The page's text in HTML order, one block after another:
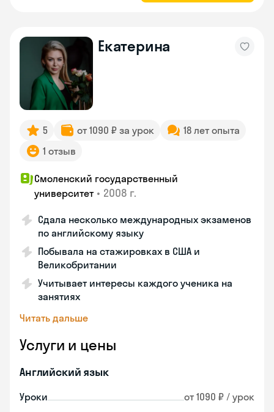
Екатерина
5 от 1090 ₽ за урок
18 лет опыта
1 отзыв
Смоленский государственный
университет • 2008 г.
Сдала несколько международных экзаменов
по английскому языку
Побывала на стажировках в США и
Великобритании
Учитывает интересы каждого ученика на
занятиях
Читать дальше
Услуги и цены
Английский язык
Уроки от 1090 ₽ / урок